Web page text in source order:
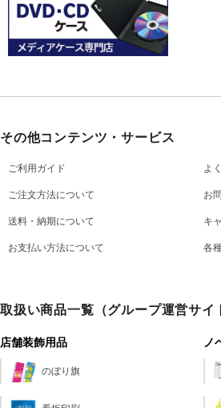
その他コンテンツ・サービス
ご利用ガイド
ご注文方法について
送料・納期について
お支払い方法について
よ
お
キ
各
取扱い商品一覧（グループ運営サイ
店舗装飾用品
のぼり旗
ノ